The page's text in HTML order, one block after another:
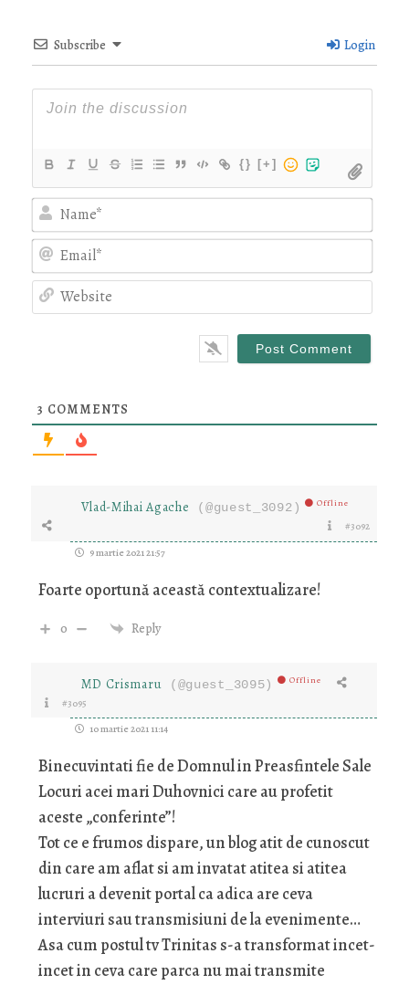
Subscribe Login
{} [+]
3 COMMENTS
Vlad-Mihai Agache (@guest_3092) Offline
#3092
9 martie 2021 21:57
Foarte oportună această contextualizare!
0 Reply
MD Crismaru (@guest_3095) Offline
#3095
10 martie 2021 11:14
Binecuvintati fie de Domnul in Preasfintele Sale
Locuri acei mari Duhovnici care au profetit
aceste „conferinte”!
Tot ce e frumos dispare, un blog atit de cunoscut
din care am aflat si am invatat atitea si atitea
lucruri a devenit portal ca adica are ceva
interviuri sau transmisiuni de la evenimente…
Asa cum postul tv Trinitas s-a transformat incet-
incet in ceva care parca nu mai transmite